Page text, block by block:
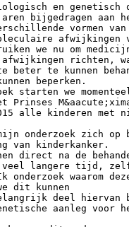
en genetisch
bijgedragen aan
vormen van
afwijkingen
we nu om
richten,
beter te kunnen
beperken.
starten we
Prinses
alle kinderen met
onderzoek zich op
van kinderkanker.
direct na de
veel langere tijd,
onderzoek waarom
dit kunnen
deel
aanleg voor